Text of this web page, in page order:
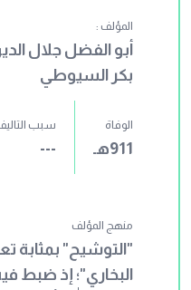
المؤلف :
أبو الفضل جلال
بكر السيوطي
الوفاة
911هـ
سبب
---
منهج المؤلف
"التوشيح" بمثابة
البخاري"؛ إذ ضبط